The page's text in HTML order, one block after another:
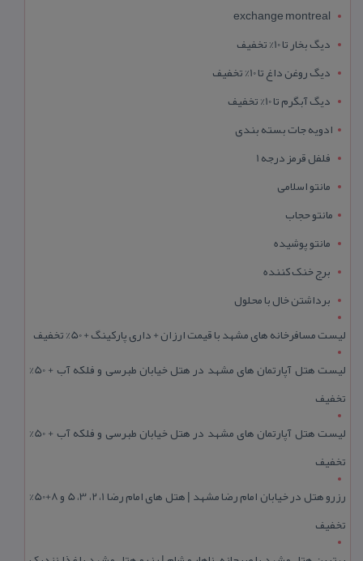
exchange montreal
دیگ بخار تا 10% تخفیف
دیگ روغن داغ تا 10% تخفیف
دیگ آبگرم تا 10% تخفیف
ادویه جات بسته بندی
فلفل قرمز درجه 1
مانتو اسلامی
مانتو حجاب
مانتو پوشیده
برج خنک کننده
برداشتن خال با محلول
لیست مسافرخانه های مشهد با قیمت ارزان + داری پارکینگ + 50% تخفیف
لیست هتل آپارتمان های مشهد در هتل خیابان طبرسی و فلکه آب + 50%
تخفیف
لیست هتل آپارتمان های مشهد در هتل خیابان طبرسی و فلکه آب + 50%
تخفیف
رزرو هتل در خیابان امام رضا مشهد | هتل‌ های امام رضا 1، 2، 3، 5 و 8+50%
تخفیف